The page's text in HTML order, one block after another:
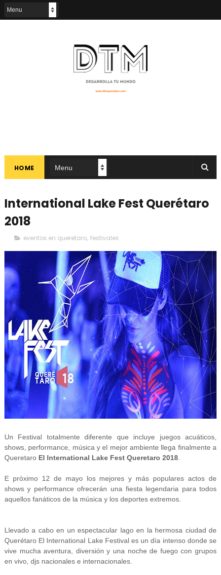
HOME
International Lake Fest Querétaro
2018
eventos en queretaro, festivales
Un Festival totalmente diferente que incluye juegos acuáticos,
shows, performance, música y el mejor ambiente llega finalmente a
Queretaro El International Lake Fest Queretaro 2018.
E próximo 12 de mayo los mejores y más populares actos de
shows y performance ofrecerán una fiesta legendaria para todos
aquellos fanáticos de la música y los deportes extremos.
Llevado a cabo en un espectacular lago en la hermosa ciudad de
Querétaro El International Lake Festival es un día intenso donde se
vive mucha aventura, diversión y una noche de fuego con grupos
en vivo, djs nacionales e internacionales.